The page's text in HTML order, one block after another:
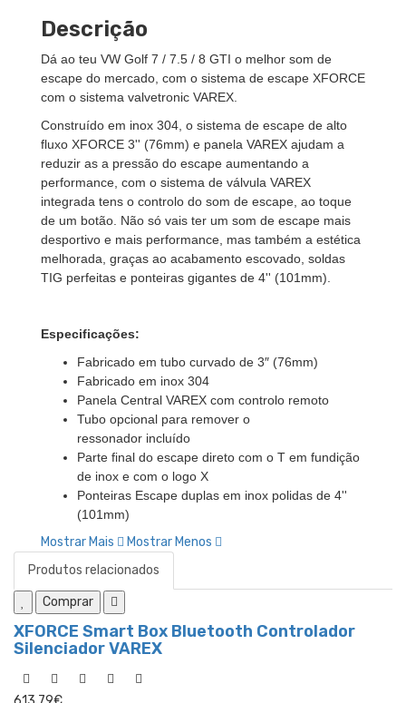
Descrição
Dá ao teu VW Golf 7 / 7.5 / 8 GTI o melhor som de
escape do mercado, com o sistema de escape XFORCE
com o sistema valvetronic VAREX.
Construído em inox 304, o sistema de escape de alto
fluxo XFORCE 3'' (76mm) e panela VAREX ajudam a
reduzir as a pressão do escape aumentando a
performance, com o sistema de válvula VAREX
integrada tens o controlo do som de escape, ao toque
de um botão. Não só vais ter um som de escape mais
desportivo e mais performance, mas também a estética
melhorada, graças ao acabamento escovado, soldas
TIG perfeitas e ponteiras gigantes de 4'' (101mm).
Especificações:
Fabricado em tubo curvado de 3″ (76mm)
Fabricado em inox 304
Panela Central VAREX com controlo remoto
Tubo opcional para remover o
ressonador incluído
Parte final do escape direto com o T em fundição
de inox e com o logo X
Ponteiras Escape duplas em inox polidas de 4''
(101mm)
Mostrar Mais
Mostrar Menos
Produtos relacionados
Comprar
XFORCE Smart Box Bluetooth Controlador
Silenciador VAREX